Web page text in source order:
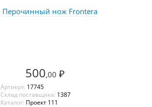
Перочинный нож Frontera
500,00 ₽
Артикул: 17745
Склад поставщика: 1387
Каталог: Проект 111